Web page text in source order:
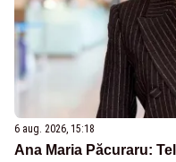
6 aug. 2026, 15:18
Ana Maria Păcuraru: